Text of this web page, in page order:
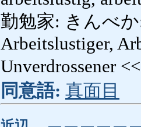
勤勉家: きんべか
Arbeitslustiger,
Unverdrossener
同意語: 真面目